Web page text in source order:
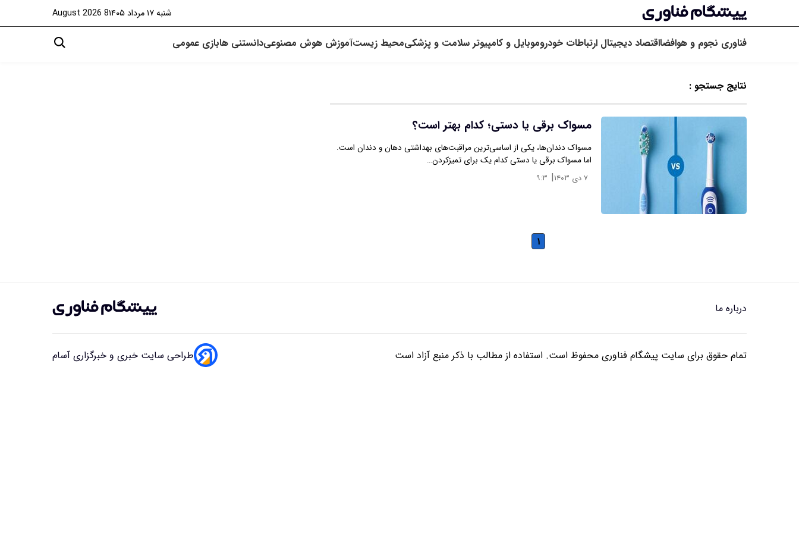
شنبه ۱۷ مرداد ۱۴۰۵ 8 August 2026
فناوری نجوم و هوافضااقتصاد دیجیتال ارتباطات خودروموبایل و کامپیوتر سلامت و پزشکیمحیط زیستآموزش هوش مصنوعیدانستنی هابازی عمومی
نتایج جستجو :
مسواک برقی یا دستی؛ کدام بهتر است؟
مسواک دندان‌ها، یکی از اساسی‌ترین مراقبت‌های بهداشتی دهان و دندان است.
اما مسواک برقی یا دستی کدام یک برای تمیزکردن…
۷ دی ۱۴۰۳ | ۹:۳
۱
درباره ما
تمام حقوق برای سایت پیشگام فناوری محفوظ است. استفاده از مطالب با ذکر منبع آزاد است طراحی سایت خبری و خبرگزاری آسام